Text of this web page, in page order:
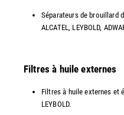
Séparateurs de brouillard
ALCATEL, LEYBOLD,
Filtres à huile externes
Filtres à huile externes et
LEYBOLD.